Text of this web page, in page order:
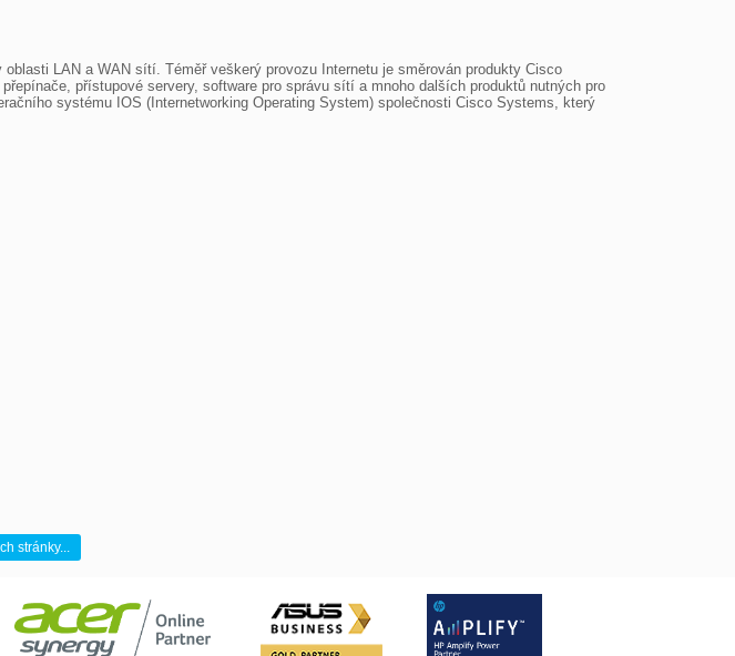
LAN a WAN sítí. Téměř veškerý provozu Internetu je směrován produkty Cisco
přístupové servery, software pro správu sítí a mnoho dalších produktů nutných pro
systému IOS (Internetworking Operating System) společnosti Cisco Systems, který
stránky...